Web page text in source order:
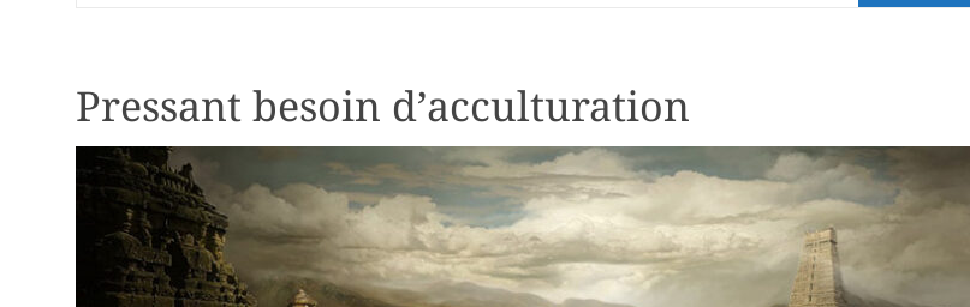
Pressant besoin d’acculturation